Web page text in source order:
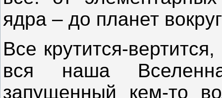
ядра – до планет
Все крутится-
вся наша
запущенный кем-то